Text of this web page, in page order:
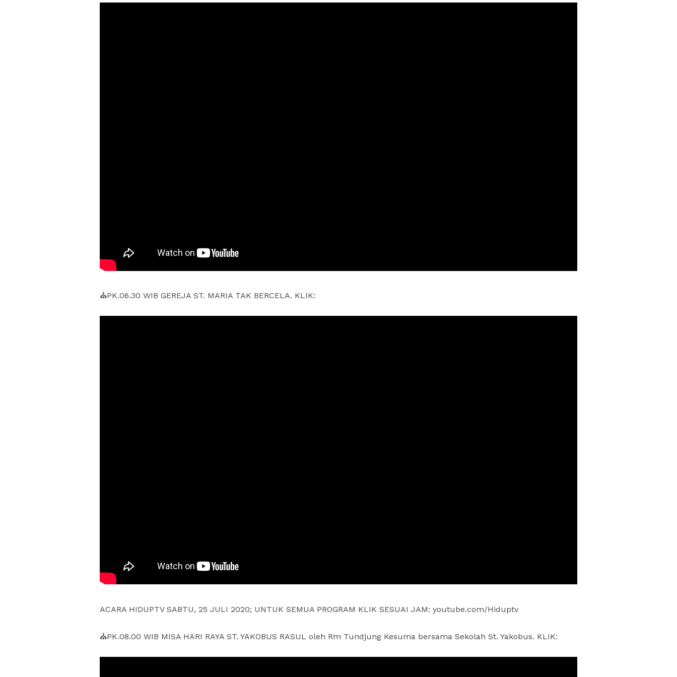
⛪PK.06.30 WIB GEREJA ST. MARIA TAK BERCELA. KLIK:
ACARA HIDUPTV SABTU, 25 JULI 2020; UNTUK SEMUA PROGRAM KLIK SESUAI JAM: youtube.com/Hiduptv
⛪PK.08.00 WIB MISA HARI RAYA ST. YAKOBUS RASUL oleh Rm Tundjung Kesuma bersama Sekolah St. Yakobus. KLIK: